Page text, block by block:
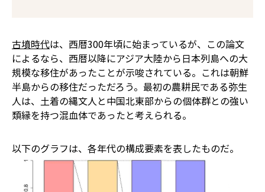
古墳時代は、西暦300年頃に始まっているが、この論文
によるなら、西暦以降にアジア大陸から日本列島への大
規模な移住があったことが示唆されている。これは朝鮮
半島からの移住だっただろう。最初の農耕民である弥生
人は、土着の縄文人と中国北東部からの個体群との強い
類縁を持つ混血体であったと考えられる。
以下のグラフは、各年代の構成要素を表したものだ。